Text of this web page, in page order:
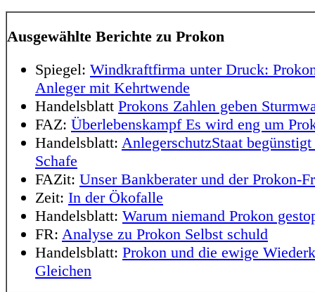
Ausgewählte Berichte zu Prokon
Spiegel: Windkraftfirma unter Druck:
Anleger mit Kehrtwende
Handelsblatt Prokons Zahlen geben
FAZ: Überlebenskampf Es wird eng um
Handelsblatt: AnlegerschutzStaat
Schafe
FAZit: Unser Bankberater und der Prokon-
Zeit: In der Ökofalle
Handelsblatt: Warum niemand Prokon
FR: Analyse zu Prokon Selbst schuld
Handelsblatt: Prokon und die ewige
Gleichen